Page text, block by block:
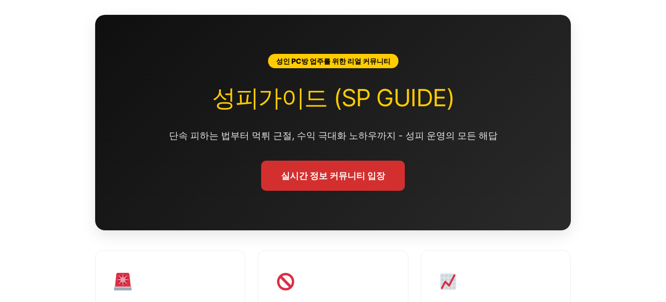
성인 PC방 업주를 위한 리얼 커뮤니티
성피가이드 (SP GUIDE)
단속 피하는 법부터 먹튀 근절, 수익 극대화 노하우까지 - 성피 운영의 모든 해답
실시간 정보 커뮤니티 입장